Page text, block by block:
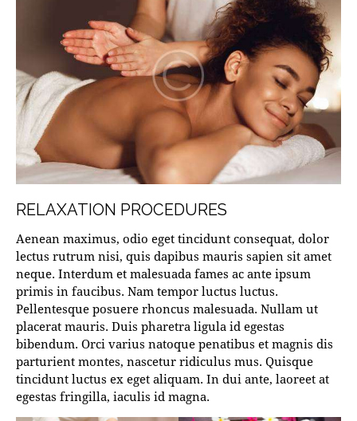
RELAXATION PROCEDURES
Aenean maximus, odio eget tincidunt consequat, dolor
lectus rutrum nisi, quis dapibus mauris sapien sit amet
neque. Interdum et malesuada fames ac ante ipsum
primis in faucibus. Nam tempor luctus luctus.
Pellentesque posuere rhoncus malesuada. Nullam ut
placerat mauris. Duis pharetra ligula id egestas
bibendum. Orci varius natoque penatibus et magnis dis
parturient montes, nascetur ridiculus mus. Quisque
tincidunt luctus ex eget aliquam. In dui ante, laoreet at
egestas fringilla, iaculis id magna.